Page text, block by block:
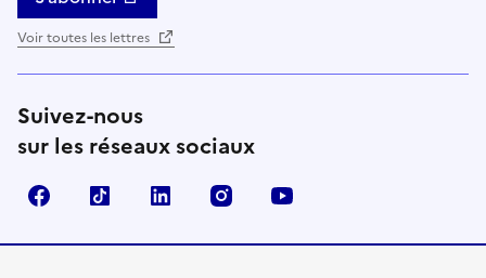
Voir toutes les lettres
Suivez-nous
sur les réseaux sociaux
FacebookTikTok Linkedin Instagram